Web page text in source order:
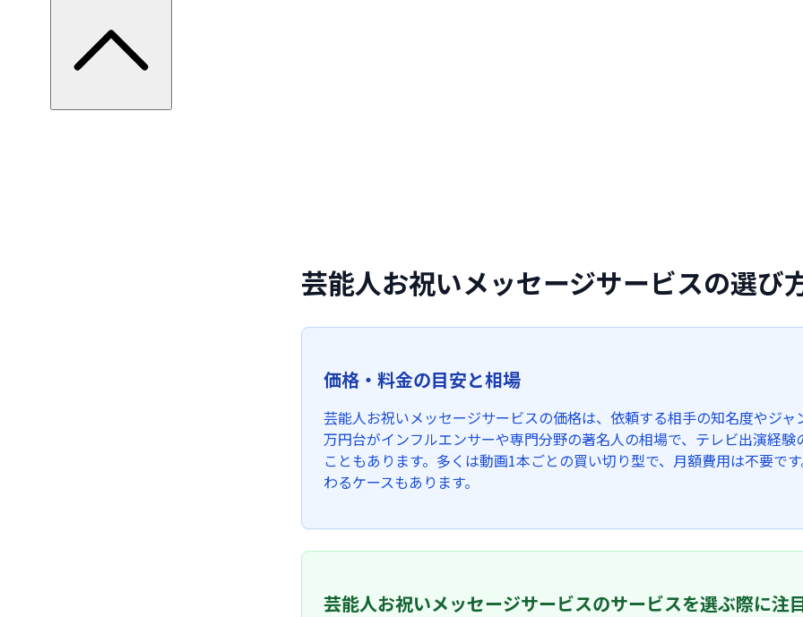
芸能人お祝いメッセージサービスの選び
価格・料金の目安と相場
芸能人お祝いメッセージサービスの価格は、依頼する相手の知名度やジ
万円台がインフルエンサーや専門分野の著名人の相場で、テレビ出演経
こともあります。多くは動画1本ごとの買い切り型で、月額費用は不要で
わるケースもあります。
芸能人お祝いメッセージサービスのサービスを選ぶ際に注